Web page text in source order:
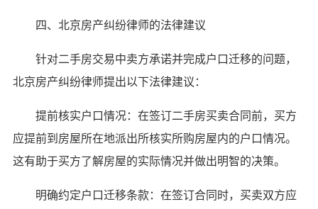
四、北京房产纠纷律师的法律建议
针对二手房交易中卖方承诺并完成户口迁移的问题，
北京房产纠纷律师提出以下法律建议：
提前核实户口情况：在签订二手房买卖合同前，买方
应提前到房屋所在地派出所核实所购房屋内的户口情况。
这有助于买方了解房屋的实际情况并做出明智的决策。
明确约定户口迁移条款：在签订合同时，买卖双方应